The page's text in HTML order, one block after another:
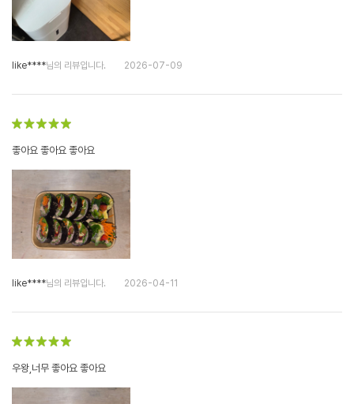
like****님의 리뷰입니다. 2026-07-09
좋아요 좋아요 좋아요
like****님의 리뷰입니다. 2026-04-11
우왕,너무 좋아요 좋아요